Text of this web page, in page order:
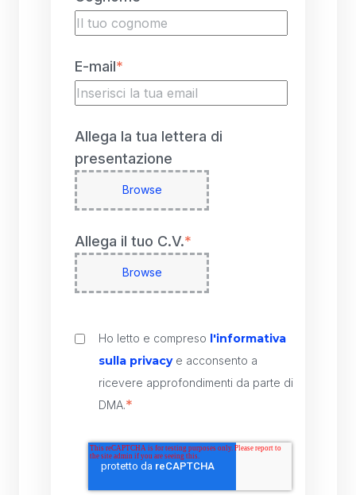
E-mail*
Allega la tua lettera di
presentazione
Browse
Allega il tuo C.V.*
Browse
Ho letto e compreso l'informativa
sulla privacye acconsento a
ricevere approfondimenti da parte di
DMA.*